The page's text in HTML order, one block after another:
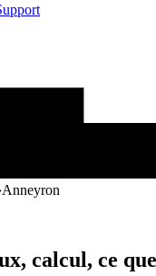
Anneyron
calcul, ce